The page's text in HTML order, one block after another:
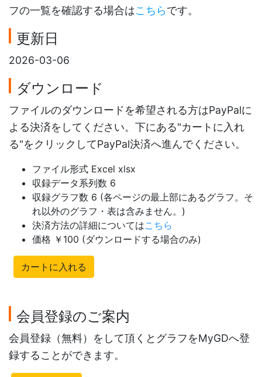
フの一覧を確認する場合はこちらです。
更新日
2026-03-06
ダウンロード
ファイルのダウンロードを希望される方はPayPalに
よる決済をしてください。下にある"カートに入れ
る"をクリックしてPayPal決済へ進んでください。
ファイル形式 Excel xlsx
収録データ系列数 6
収録グラフ数 6 (各ページの最上部にあるグラフ。そ
れ以外のグラフ・表は含みません。)
決済方法の詳細についてはこちら
価格 ￥100 (ダウンロードする場合のみ)
カートに入れる
会員登録のご案内
会員登録（無料）をして頂くとグラフをMyGDへ登
録することができます。